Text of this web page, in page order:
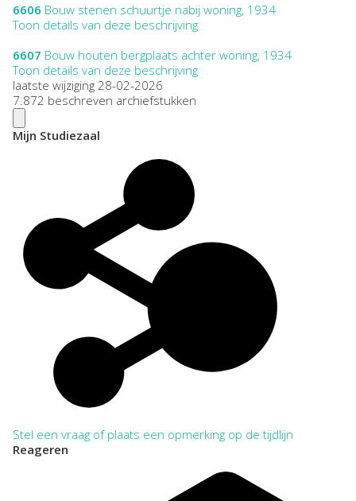
6606 Bouw stenen schuurtje nabij woning, 1934
Toon details van deze beschrijving
6607 Bouw houten bergplaats achter woning, 1934
Toon details van deze beschrijving
laatste wijziging 28-02-2026
7.872 beschreven archiefstukken
Mijn Studiezaal
Stel een vraag of plaats een opmerking op de tijdlijn
Reageren